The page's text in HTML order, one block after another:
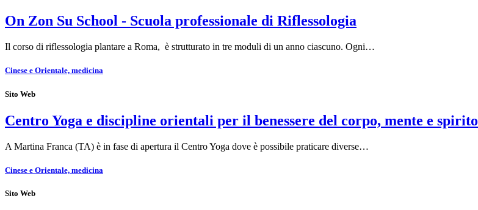
On Zon Su School - Scuola professionale di Riflessologia
Il corso di riflessologia plantare a Roma, è strutturato in tre moduli di un anno ciascuno. Ogni…
Cinese e Orientale, medicina
Sito Web
Centro Yoga e discipline orientali per il benessere del corpo, mente e spirito
A Martina Franca (TA) è in fase di apertura il Centro Yoga dove è possibile praticare diverse…
Cinese e Orientale, medicina
Sito Web